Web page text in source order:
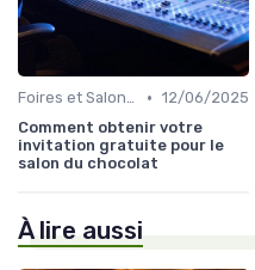
Foires et Salons Grand Public • 12/06/2025
Comment obtenir votre
invitation gratuite pour le
salon du chocolat
À lire aussi